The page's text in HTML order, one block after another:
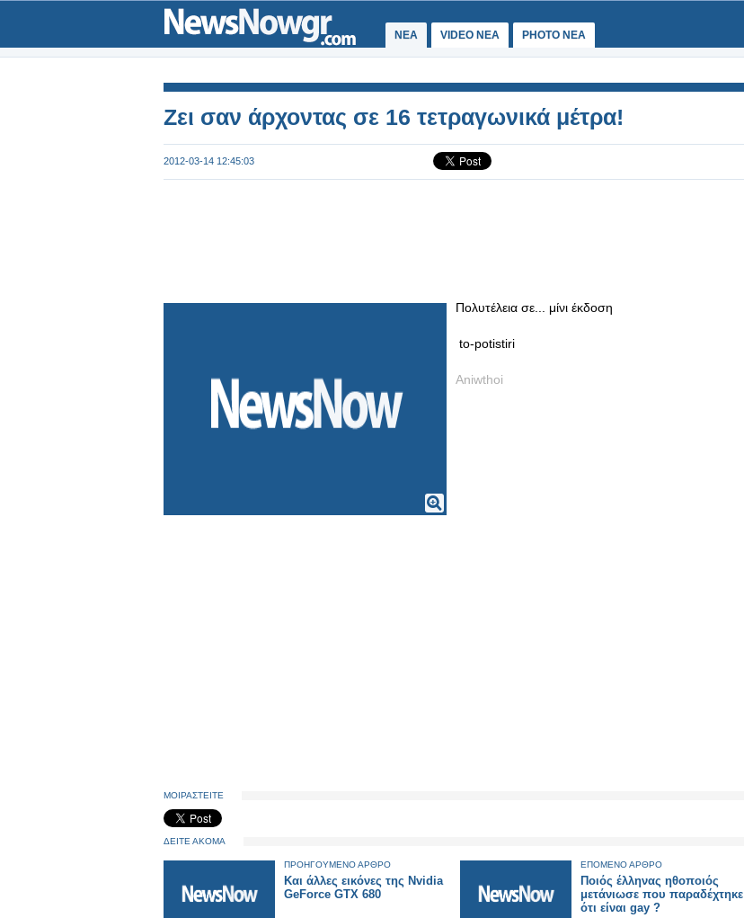
ΝΕΑ VIDEO NEA PHOTO NEA
Ζει σαν άρχοντας σε 16 τετραγωνικά μέτρα!
2012-03-14 12:45:03
Πολυτέλεια σε... μίνι έκδοση
to-potistiri
Aniwthoi
ΜΟΙΡΑΣΤΕΙΤΕ
ΔΕΙΤΕ ΑΚΟΜΑ
ΠΡΟΗΓΟΥΜΕΝΟ ΑΡΘΡΟ
Και άλλες εικόνες της Nvidia
GeForce GTX 680
ΕΠΟΜΕΝΟ ΑΡΘΡΟ
Ποιός έλληνας ηθοποιός
μετάνιωσε που παραδέχτηκε
ότι είναι gay ?